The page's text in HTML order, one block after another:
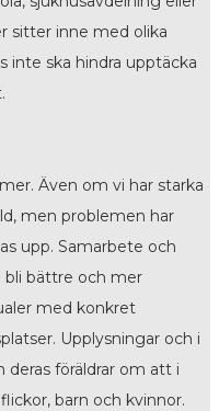
sitter inne med olika
inte ska hindra upptäcka
Även om vi har starka
men problemen har
upp. Samarbete och
bättre och mer
med konkret
Upplysningar och i
föräldrar om att i
barn och kvinnor.